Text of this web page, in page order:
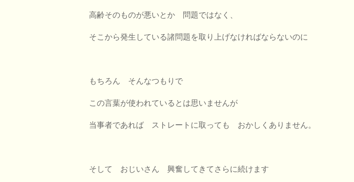
高齢そのものが悪いとか 問題ではなく、
そこから発生している諸問題を取り上げなければならないのに
もちろん そんなつもりで
この言葉が使われているとは思いませんが
当事者であれば ストレートに取っても おかしくありません。
そして おじいさん 興奮してきてさらに続けます